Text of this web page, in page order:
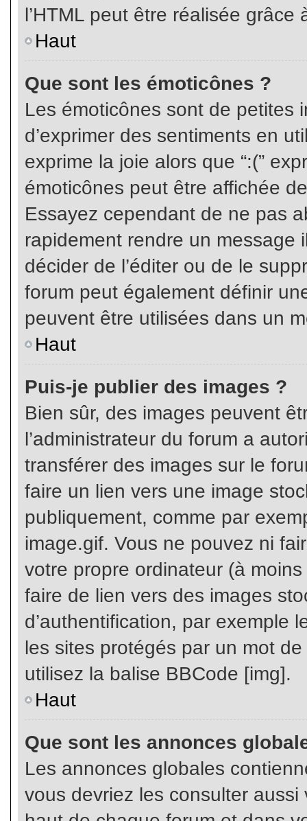
l’HTML peut être réalisée grâce
Haut
Que sont les émoticônes ?
Les émoticônes sont de petites
d’exprimer des sentiments en
exprime la joie alors que “:(”
émoticônes peut être affichée
Essayez cependant de ne pas
rapidement rendre un message
décider de l’éditer ou de le
forum peut également définir
peuvent être utilisées dans un
Haut
Puis-je publier des images ?
Bien sûr, des images peuvent
l’administrateur du forum a
transférer des images sur le
faire un lien vers une image
publiquement, comme par
image.gif. Vous ne pouvez ni
votre propre ordinateur (à
faire de lien vers des images
d’authentification, par exemple
les sites protégés par un mot
utilisez la balise BBCode [img].
Haut
Que sont les annonces
Les annonces globales
vous devriez les consulter